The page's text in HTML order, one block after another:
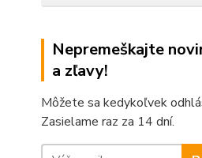
Nepremeškajte
a zľavy!
Môžete sa kedykoľvek
Zasielame raz za 14 dní.